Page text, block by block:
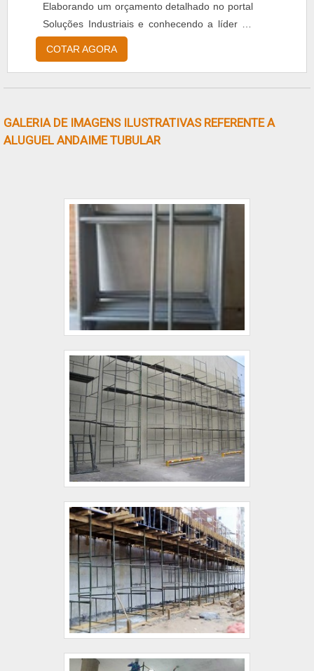
Elaborando um orçamento detalhado no portal
Soluções Industriais e conhecendo a líder do
segmento.ALGUNS DETALHES SOBRE
MONTAGEM DE ANDAIME
em andaimes e treinamentos de NR 18,
garantindo o que há de melhor na
empresa, a mesma deve prezar pelos
produtos e serviços com ótima qualidade e
proteção, detalhes que passam despercebidos
clientes.Além disso, é de uma importância
realizar uma pesquisa minuciosa sobre a
companhia a ser contratada, a fim de evitar
prejuízos financeiros e possíveis danos
e eficiência em projetos.REFERÊNCIA NO
MERCADO PARA ANDAIME
FACHADEIROSabendo da importância de
contar com uma empresa especializada neste
tipo de serviço, confira abaixo os motivos pelos
quais a Getec Andaimes é a melhor opção no
segmento sempre que buscar por montagem
de andaime fachadeiro:Comprometida com os
qualificada;Inovadora;Ética.Somente na Getec
Andaimes tem o que há de melhor no ramo de
andaime fachadeiro. São diversas opções de
itens oferecidos, como locação de
equipamentos e tubo de aço galvanizado
roll.Isso se deve ao fato de ser comprometida
com os serviços e altamente qualificada,
padrões alcançados por conter tecnologia de
última geração e soluções em engenharia de
COTAR AGORA
GALERIA DE IMAGENS ILUSTRATIVAS REFERENTE A
ALUGUEL ANDAIME TUBULAR